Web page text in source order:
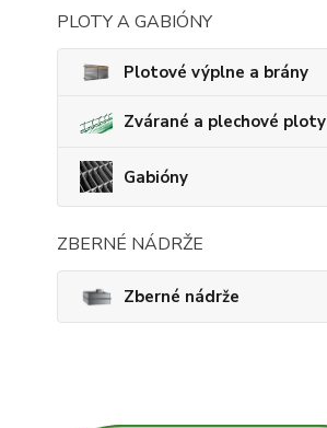
PLOTY A GABIÓNY
Plotové výplne a brány
Zvárané a plechové ploty
Gabióny
ZBERNÉ NÁDRŽE
Zberné nádrže